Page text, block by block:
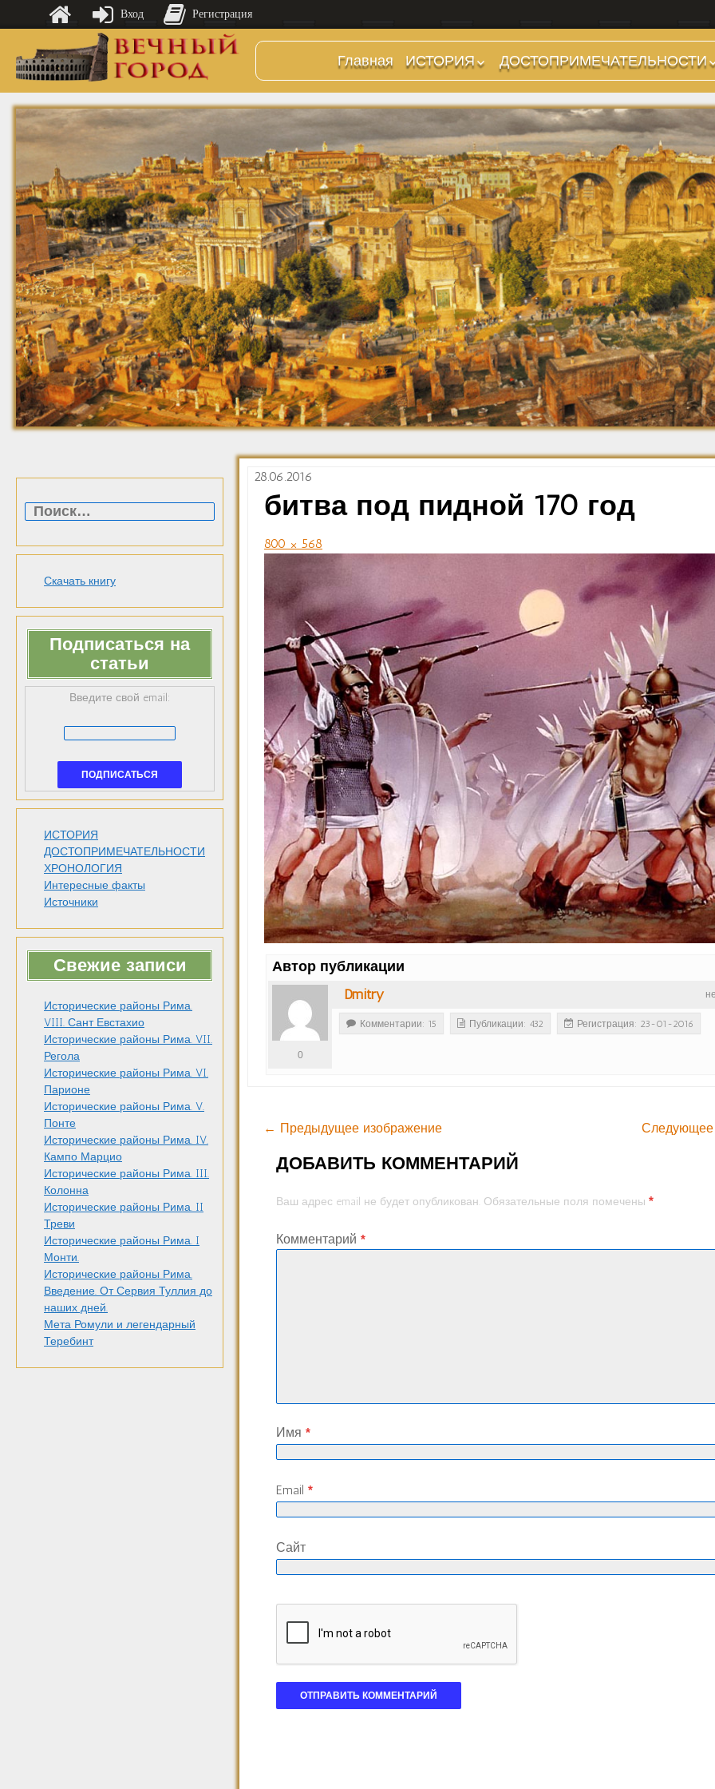
Главная
ИСТОРИЯ
Предыстория
Царский период
(753-509 гг до н.э.)
Ранняя Республика
(509-265 гг до н.э.)
Поздняя Республика
(264-27 гг до н.э.)
Империя. Принципат
(27 г до н.э. — 284 г
н.э.)
Империя. Доминат
(284-476 гг)
Темные Века. Готы
Темные Века.
Экзархат
Средневековье
Возрождение и
Барокко
ДОСТОПРИМЕЧАТЕЛЬНОСТИ
Холмы и остров.
Районы
Форумы, Площади,
Дороги
Стадионы, Термы
Музеи
Дохристианские
храмы
Христианские храмы,
базилики etc.
Дворцы
Арки, колонны и
обелиски
Фонтаны
Скачать книгу
Подписаться на
статьи
Введите свой email:
ИСТОРИЯ
ДОСТОПРИМЕЧАТЕЛЬНОСТИ
ХРОНОЛОГИЯ
Интересные факты
Источники
Свежие записи
Исторические районы Рима.
VIII. Сант Евстахио
Исторические районы Рима. VII.
Регола
Исторические районы Рима. VI.
Парионе
Исторические районы Рима. V.
Понте
Исторические районы Рима. IV.
Кампо Марцио
Исторические районы Рима. III.
Колонна
Исторические районы Рима. II
Треви
Исторические районы Рима. I
Монти.
Исторические районы Рима.
Введение. От Сервия Туллия до
наших дней.
Мета Ромули и легендарный
Теребинт
28.06.2016
битва под пидной 170 год
800 × 568
Автор публикации
Dmitry
0
Комментарии: 15 Публикации: 432 Регистрация: 23-01-2016
← Предыдущее изображение Следующее
ДОБАВИТЬ КОММЕНТАРИЙ
Ваш адрес email не будет опубликован. Обязательные поля помечены*
Комментарий*
Имя*
Email*
Сайт
Вход Регистрация